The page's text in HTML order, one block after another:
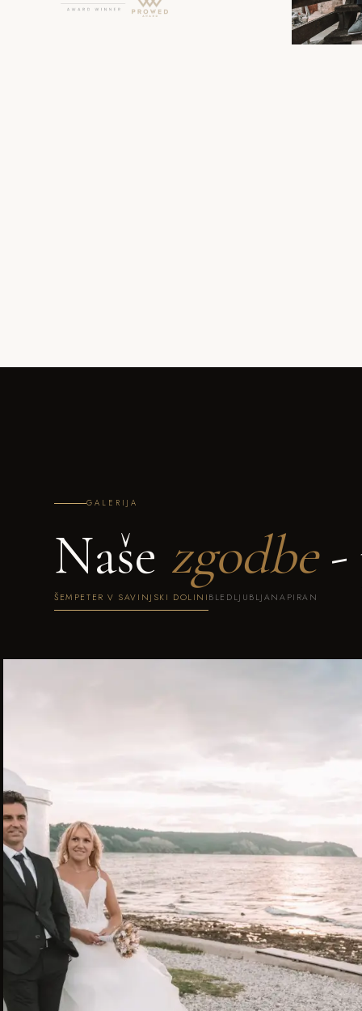
GALERIJA
Naše zgodbe-
ŠEMPETER V SAVINJSKI DOLINI BLED LJUBLJANA PIRAN